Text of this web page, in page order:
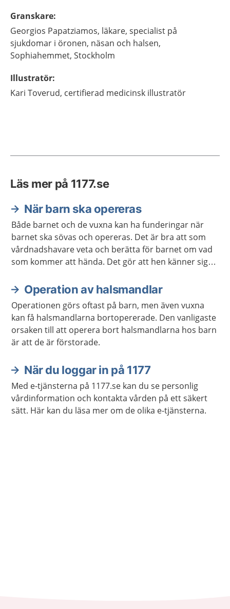
Granskare:
Georgios Papatziamos, läkare, specialist på
sjukdomar i öronen, näsan och halsen,
Sophiahemmet, Stockholm
Illustratör:
Kari Toverud, certifierad medicinsk illustratör
Läs mer på 1177.se
När barn ska opereras
Både barnet och de vuxna kan ha funderingar när
barnet ska sövas och opereras. Det är bra att som
vårdnadshavare veta och berätta för barnet om vad
som kommer att hända. Det gör att hen känner sig
Operation av halsmandlar
Operationen görs oftast på barn, men även vuxna
kan få halsmandlarna bortopererade. Den vanligaste
orsaken till att operera bort halsmandlarna hos barn
är att de är förstorade.
När du loggar in på 1177
Med e-tjänsterna på 1177.se kan du se personlig
vårdinformation och kontakta vården på ett säkert
sätt. Här kan du läsa mer om de olika e-tjänsterna.